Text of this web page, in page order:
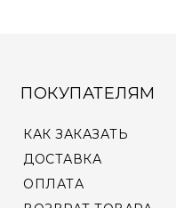
ПОКУПАТЕЛЯМ
КАК ЗАКАЗАТЬ
ДОСТАВКА
ОПЛАТА